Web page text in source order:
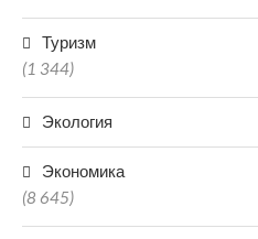
Туризм
(1 344)
Экология
Экономика
(8 645)